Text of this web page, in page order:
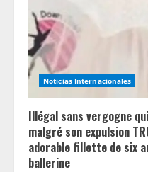
Noticias Internacionales
Illégal sans vergogne
malgré son expulsion
adorable fillette de six
ballerine